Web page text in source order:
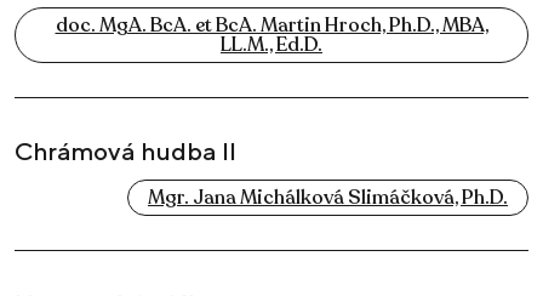
doc. MgA. BcA. et BcA. Martin Hroch, Ph.D., MBA,
LL.M., Ed.D.
Chrámová hudba II
Mgr. Jana Michálková Slimáčková, Ph.D.